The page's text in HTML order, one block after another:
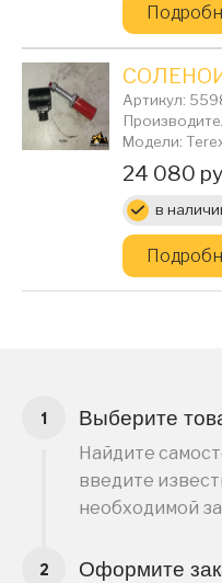
Артикул:
Модели:
Цена:
24 080
в
Выберите
Найдите
введите
необходимой
Оформите